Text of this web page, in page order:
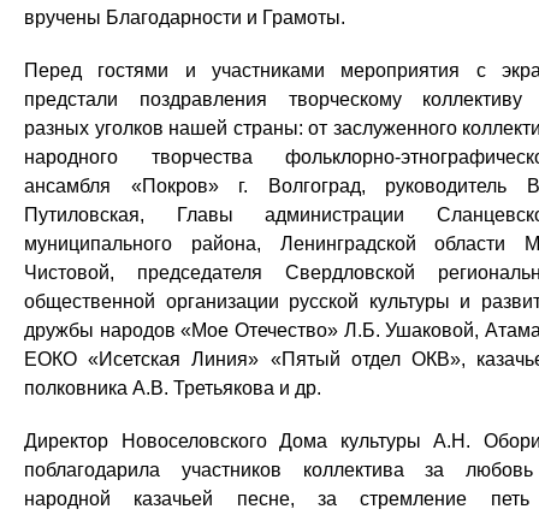
вручены Благодарности и Грамоты.
Перед гостями и участниками мероприятия с
предстали поздравления творческому коллективу
разных уголков нашей страны: от заслуженного
народного творчества фольклорно-
ансамбля «Покров» г. Волгоград, руководитель
Путиловская, Главы администрации
муниципального района, Ленинградской области
Чистовой, председателя Свердловской
общественной организации русской культуры и
дружбы народов «Мое Отечество» Л.Б. Ушаковой,
ЕОКО «Исетская Линия» «Пятый отдел ОКВ»,
полковника А.В. Третьякова и др.
Директор Новоселовского Дома культуры А.Н.
поблагодарила участников коллектива за
народной казачьей песне, за стремление